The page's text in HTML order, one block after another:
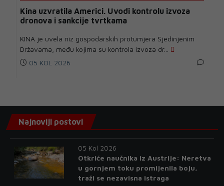
Kina uzvratila Americi. Uvodi kontrolu izvoza
dronova i sankcije tvrtkama
KINA je uvela niz gospodarskih protumjera Sjedinjenim
Državama, među kojima su kontrola izvoza dr...
05 KOL 2026
Najnoviji postovi
05 Kol 2026
Otkriće naučnika iz Austrije: Neretva
u gornjem toku promijenila boju,
traži se nezavisna istraga